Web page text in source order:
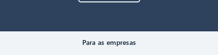
Para as empresas